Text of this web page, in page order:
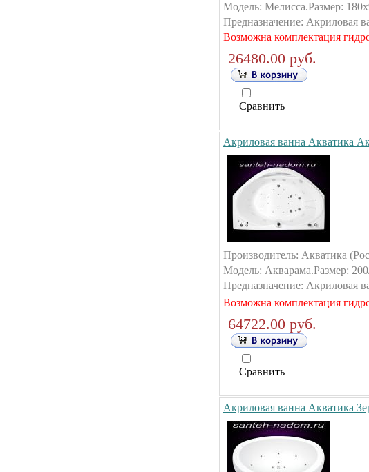
Модель: Мелисса.Размер:
Предназначение: Акриловая
Возможна комплектация
26480.00 руб.
Сравнить
Акриловая ванна Акватика
Производитель: Акватика
Модель: Акварама.Размер:
Предназначение: Акриловая
Возможна комплектация
64722.00 руб.
Сравнить
Акриловая ванна Акватика